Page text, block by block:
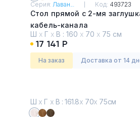
Серия:Лаван... Код: 493723
Стол прямой с 2-мя
кабель-канала
Таксония темная и бежевый
песок
Ш х Г х В : 160 х 70 х 75 см
17 141 Р
На заказ Доставка от 14
Ш х Г х В : 161.8х 70х 75см